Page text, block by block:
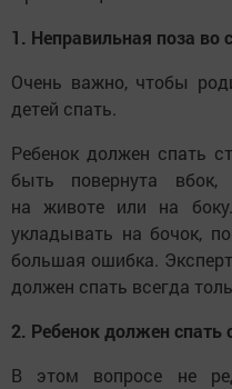
1. Неправильная поза во
Очень важно, чтобы
детей спать.
Ребенок должен спать
быть повернута
на животе или на
укладывать на бочок,
большая ошибка.
должен спать всегда
2. Ребенок должен спать
В этом вопросе не